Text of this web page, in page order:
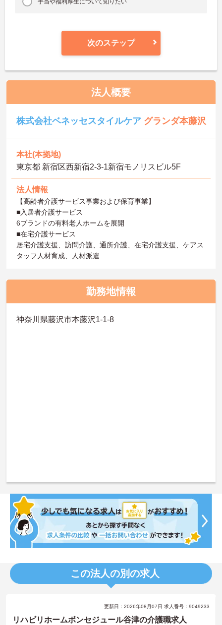
手当や福利厚生について知りたい
次のステップ
法人概要
株式会社ベネッセスタイルケア グランダ本藤沢
本社(本拠地)
東京都 新宿区西新宿2-3-1新宿モノリスビル5F
法人情報
【高齢者介護サービス事業および保育事業】
■入居者介護サービス
6ブランドの有料老人ホームを展開
■在宅介護サービス
居宅介護支援、訪問介護、通所介護、在宅介護支援、ケアス
タッフ人材育成、人材派遣
勤務地情報
神奈川県藤沢市本藤沢1-1-8
この法人の別の求人
更新日：2026年08月07日 求人番号：9049233
リハビリホームボンセジュール谷津の介護職求人